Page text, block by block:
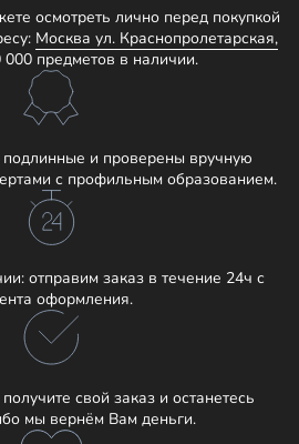
осмотреть лично перед покупкой
Москва ул. Краснопролетарская,
предметов в наличии.
и проверены вручную
с профильным образованием.
отправим заказ в течение 24ч с
оформления.
свой заказ и останетесь
мы вернём Вам деньги.